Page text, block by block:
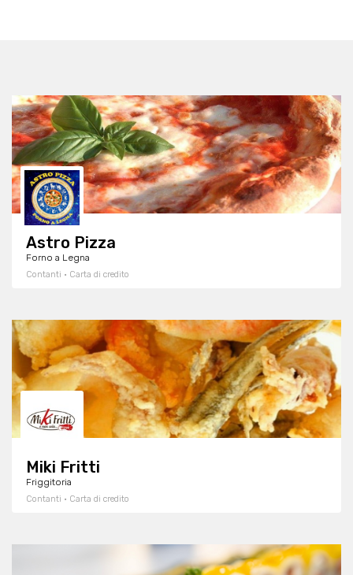
Astro Pizza
Forno a Legna
Contanti · Carta di credito
Miki Fritti
Friggitoria
Contanti · Carta di credito